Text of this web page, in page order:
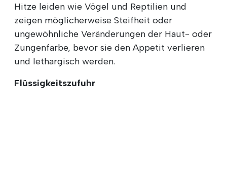
Hitze leiden wie Vögel und Reptilien und
zeigen möglicherweise Steifheit oder
ungewöhnliche Veränderungen der Haut- oder
Zungenfarbe, bevor sie den Appetit verlieren
und lethargisch werden.
Flüssigkeitszufuhr